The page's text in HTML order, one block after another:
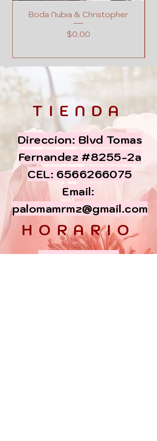
Boda Nubia & Christopher
Precio
$0.00
TIENDA
Direccion: Blvd Tomas
Fernandez #8255-2a
CEL: 6566266075
Email:
palomamrmz@gmail.com
HORARIO
Lun - Vier: